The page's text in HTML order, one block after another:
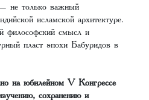
не только важный
исламской архитектуре.
философский смысл и
пласт эпохи Бабуридов в
на юбилейном V Конгрессе
сохранению и